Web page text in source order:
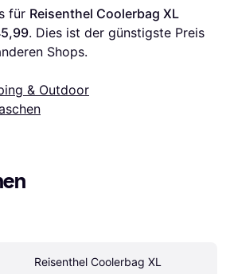
für Reisenthel Coolerbag XL
. Dies ist der günstigste Preis
Shops.
& Outdoor
Reisenthel Coolerbag XL